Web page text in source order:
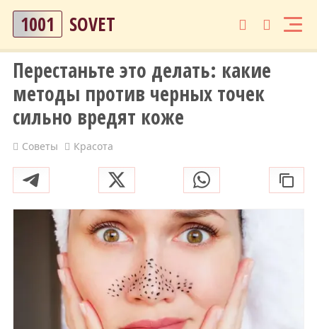
1001 SOVET
Перестаньте это делать: какие
методы против черных точек
сильно вредят коже
Советы Красота